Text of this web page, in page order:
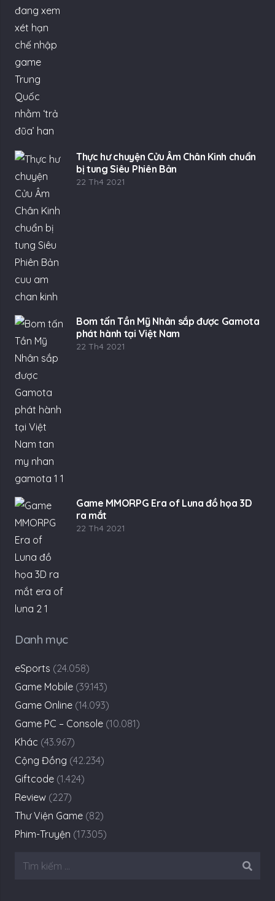
Thực hư chuyện Cửu Âm Chân Kinh chuẩn
bị tung Siêu Phiên Bản
22 Th4 2021
Bom tấn Tần Mỹ Nhân sắp được Gamota
phát hành tại Việt Nam
22 Th4 2021
Game MMORPG Era of Luna đồ họa 3D
ra mắt
22 Th4 2021
Danh mục
eSports (24.058)
Game Mobile (39.143)
Game Online (14.093)
Game PC – Console (10.081)
Khác (43.967)
Cộng Đồng (42.234)
Giftcode (1.424)
Review (227)
Thư Viện Game (82)
Phim-Truyện (17.305)
Tìm